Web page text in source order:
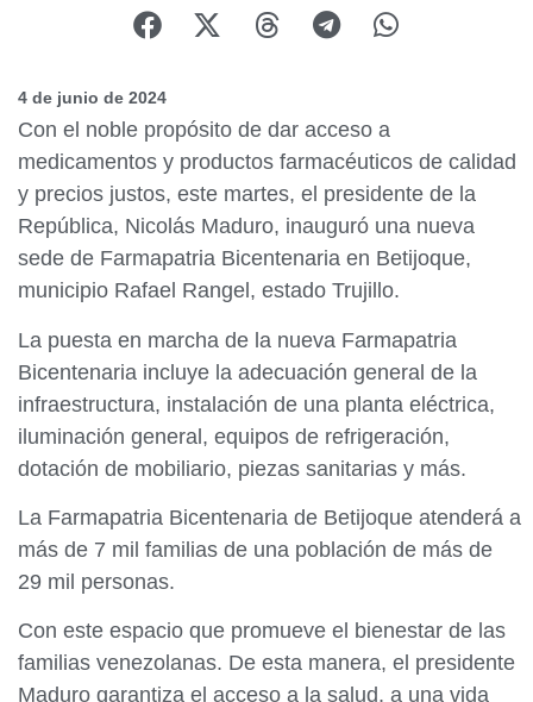
4 de junio de 2024
Con el noble propósito de dar acceso a
medicamentos y productos farmacéuticos de calidad
y precios justos, este martes, el presidente de la
República, Nicolás Maduro, inauguró una nueva
sede de Farmapatria Bicentenaria en Betijoque,
municipio Rafael Rangel, estado Trujillo.
La puesta en marcha de la nueva Farmapatria
Bicentenaria incluye la adecuación general de la
infraestructura, instalación de una planta eléctrica,
iluminación general, equipos de refrigeración,
dotación de mobiliario, piezas sanitarias y más.
La Farmapatria Bicentenaria de Betijoque atenderá a
más de 7 mil familias de una población de más de
29 mil personas.
Con este espacio que promueve el bienestar de las
familias venezolanas. De esta manera, el presidente
Maduro garantiza el acceso a la salud, a una vida